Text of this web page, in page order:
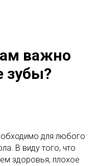
важно
зубы?
для любого
В виду того, что
здоровья, плохое